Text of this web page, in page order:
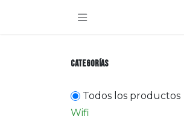
Categorías
Todos los productos
Wifi